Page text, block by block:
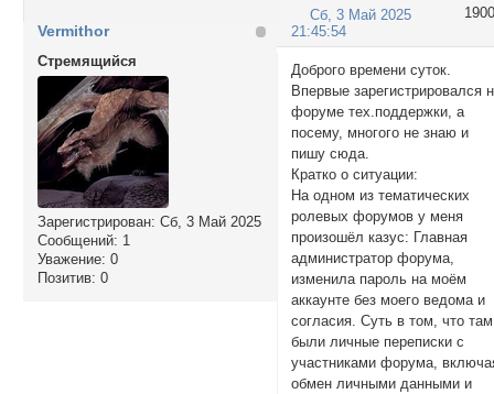
1900
Сб, 3 Май 2025
21:45:54
Vermithor
Стремящийся
Зарегистрирован: Сб, 3 Май 2025
Сообщений: 1
Уважение: 0
Позитив: 0
Доброго времени суток.
Впервые зарегистрировался
форуме тех.поддержки, а
посему, многого не знаю и
пишу сюда.
Кратко о ситуации:
На одном из тематических
ролевых форумов у меня
произошёл казус: Главная
администратор форума,
изменила пароль на моём
аккаунте без моего ведома и
согласия. Суть в том, что там
были личные переписки с
участниками форума,
обмен личными данными и